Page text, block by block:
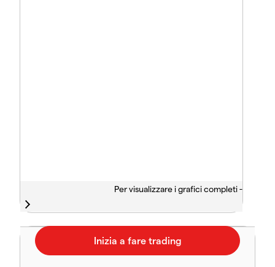
Per visualizzare i grafici completi -